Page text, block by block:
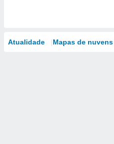
Atualidade Mapas de nuvens